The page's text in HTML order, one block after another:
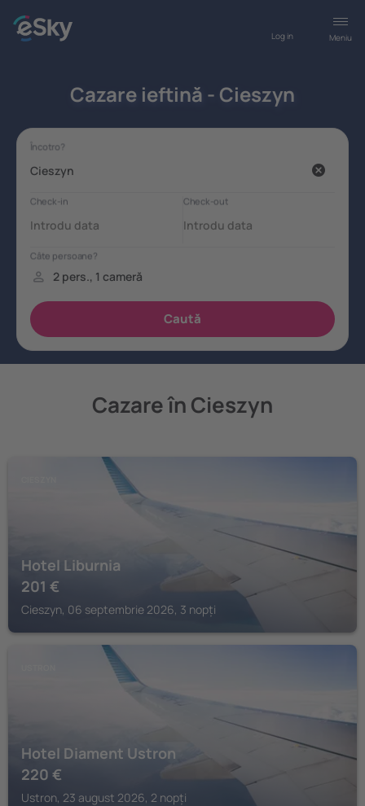
Meniu
Log in
Cazare ieftină - Cieszyn
Cazare în Cieszyn
Hotel Liburnia
201 €
Cieszyn, 06 septembrie 2026, 3 nopți
Hotel Diament Ustron
220 €
Ustron, 23 august 2026, 2 nopți